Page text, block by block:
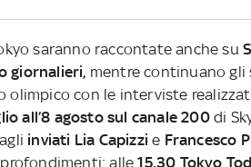
saranno raccontate anche su
giornalieri, mentre continuano gli
olimpico con le interviste
all’8 agosto sul canale 200di
inviati Lia Capizzie Francesco
alle15.30 Tokyo